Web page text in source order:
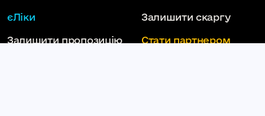
єЛіки Залишити скаргу
Залишити пропозицію Стати партнером